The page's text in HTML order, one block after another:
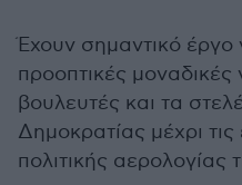
Έχουν σημαντικό έργο
προοπτικές μοναδικές
βουλευτές και τα
Δημοκρατίας μέχρι
πολιτικής αερολογίας